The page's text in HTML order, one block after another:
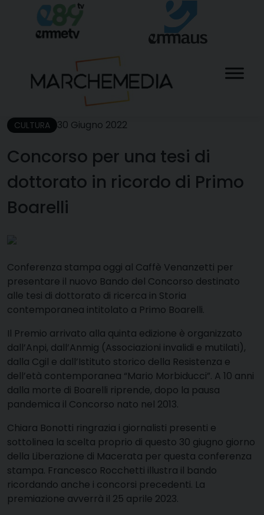
content
CULTURA 30 Giugno 2022
Concorso per una tesi di
dottorato in ricordo di Primo
Boarelli
Conferenza stampa oggi al Caffè Venanzetti per
presentare il nuovo Bando del Concorso destinato
alle tesi di dottorato di ricerca in Storia
contemporanea intitolato a Primo Boarelli.
Il Premio arrivato alla quinta edizione è organizzato
dall’Anpi, dall’Anmig (Associazioni invalidi e mutilati),
dalla Cgil e dall’Istituto storico della Resistenza e
dell’età contemporanea “Mario Morbiducci”. A 10 anni
dalla morte di Boarelli riprende, dopo la pausa
pandemica il Concorso nato nel 2013.
Chiara Bonotti ringrazia i giornalisti presenti e
sottolinea la scelta proprio di questo 30 giugno giorno
della Liberazione di Macerata per questa conferenza
stampa. Francesco Rocchetti illustra il bando
ricordando anche i concorsi precedenti. La
premiazione avverrà il 25 aprile 2023.